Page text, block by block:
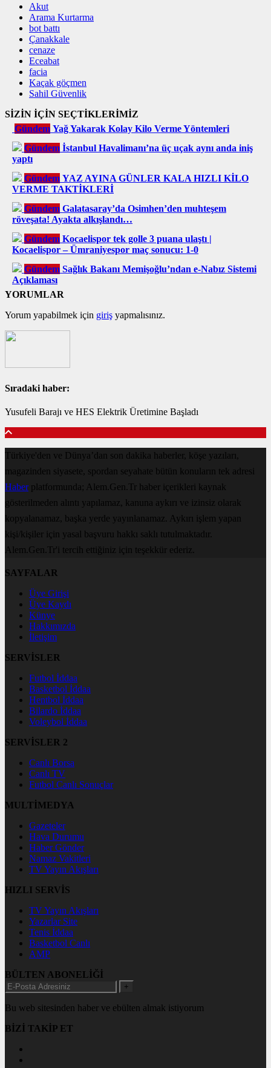
Akut
Arama Kurtarma
bot battı
Çanakkale
cenaze
Eceabat
facia
Kaçak göçmen
Sahil Güvenlik
SİZİN İÇİN SEÇTİKLERİMİZ
Gündem Yağ Yakarak Kolay Kilo Verme Yöntemleri
Gündem İstanbul Havalimanı’na üç uçak aynı anda iniş
yaptı
Gündem YAZ AYINA GÜNLER KALA HIZLI KİLO
VERME TAKTİKLERİ
Gündem Galatasaray’da Osimhen’den muhteşem
röveşata! Ayakta alkışlandı…
Gündem Kocaelispor tek golle 3 puana ulaştı |
Kocaelispor – Ümraniyespor maç sonucu: 1-0
Gündem Sağlık Bakanı Memişoğlu’ndan e-Nabız Sistemi
Açıklaması
YORUMLAR
Yorum yapabilmek için giriş yapmalısınız.
Sıradaki haber:
Yusufeli Barajı ve HES Elektrik Üretimine Başladı
Türkiye'den ve Dünya’dan son dakika haberler, köşe yazıları,
magazinden siyasete, spordan seyahate bütün konuların tek adresi
Haberplatformunda; Alem.Gen.Tr haber içerikleri kaynak
gösterilmeden alıntı yapılamaz, kanuna aykırı ve izinsiz olarak
kopyalanamaz, başka yerde yayınlanamaz. Aykırı işlem yapan
kişi/kişiler için yasal başvuru hakkı saklı tutulmaktadır.
Alem.Gen.Tr'i tercih ettiğiniz için teşekkür ederiz.
SAYFALAR
Üye Girişi
Üye Kaydı
Künye
Hakkımızda
İletişim
SERVİSLER
Futbol İddaa
Basketbol İddaa
Hentbol İddaa
Bilardo İddaa
Voleybol İddaa
SERVİSLER 2
Canlı Borsa
Canlı TV
Futbol Canlı Sonuçlar
MULTİMEDYA
Gazeteler
Hava Durumu
Haber Gönder
Namaz Vakitleri
TV Yayın Akışları
HIZLI SERVİS
TV Yayın Akışları
Yazarlar Site
Tenis İddaa
Basketbol Canlı
AMP
BÜLTEN ABONELİĞİ
+
Bu web sitesinden haber ve ebülten almak istiyorum
BİZİ TAKİP ET